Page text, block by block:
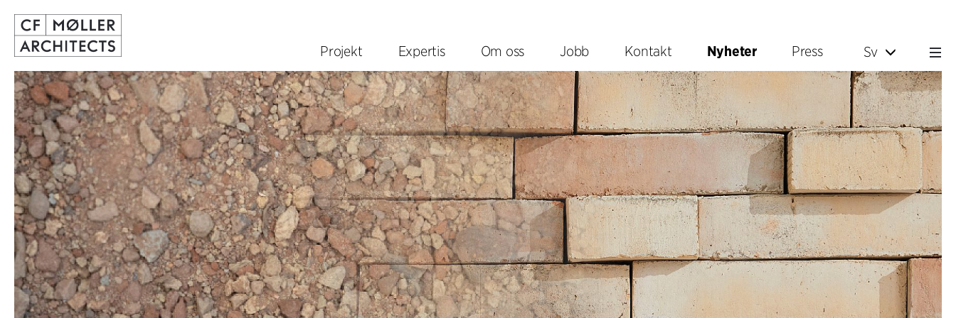
Projekt Expertis Om oss Jobb Kontakt Nyheter Press Sv